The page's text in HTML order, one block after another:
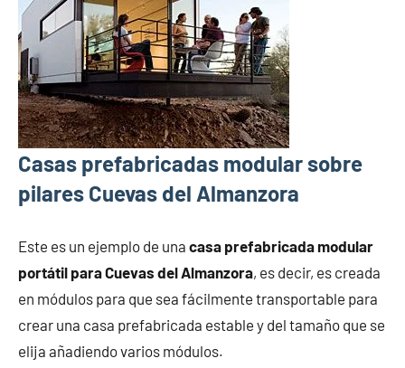
Casas prefabricadas modular sobre
pilares Cuevas del Almanzora
Este es un ejemplo de una casa prefabricada modular
portátil para Cuevas del Almanzora, es decir, es creada
en módulos para que sea fácilmente transportable para
crear una casa prefabricada estable y del tamaño que se
elija añadiendo varios módulos.